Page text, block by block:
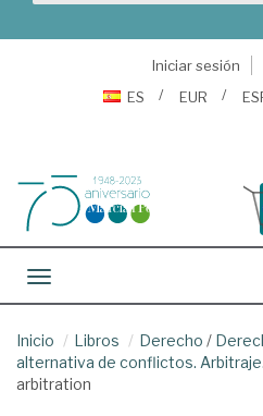
Iniciar sesión
ES
EUR
Toggle navigation
Inicio Libros Derecho /
alternativa de conflictos.
arbitration